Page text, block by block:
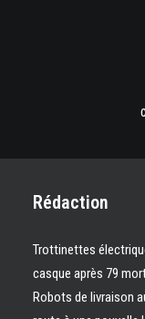
Rédaction
Trottinettes
casque après 79
Robots de livraison